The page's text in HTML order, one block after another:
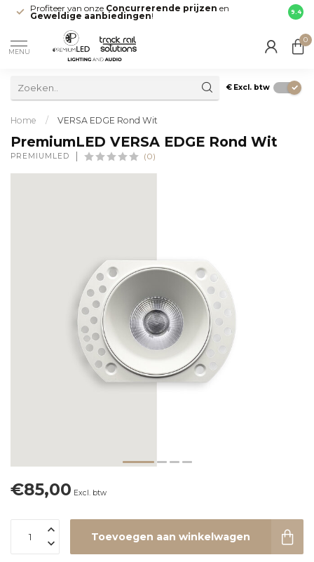
Profiteer van onze Concurrerende prijzen en
Geweldige aanbiedingen! direct
9.4
MENU
0
€ Excl. btw
Home / VERSA EDGE Rond Wit
PremiumLED VERSA EDGE Rond Wit
PREMIUMLED (0)
€85,00 Excl. btw
Toevoegen aan winkelwagen